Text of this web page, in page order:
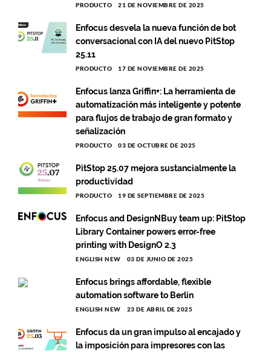
PRODUCTO 21 DE NOVIEMBRE DE 2025
Enfocus desvela la nueva función de bot
conversacional con IA del nuevo PitStop
25.11
PRODUCTO 17 DE NOVIEMBRE DE 2025
Enfocus lanza Griffin+: La herramienta de
automatización más inteligente y potente
para flujos de trabajo de gran formato y
señalización
PRODUCTO 03 DE OCTUBRE DE 2025
PitStop 25.07 mejora sustancialmente la
productividad
PRODUCTO 19 DE SEPTIEMBRE DE 2025
Enfocus and DesignNBuy team up: PitStop
Library Container powers error-free
printing with DesignO 2.3
ENGLISH NEW 03 DE JUNIO DE 2025
Enfocus brings affordable, flexible
automation software to Berlin
ENGLISH NEW 23 DE ABRIL DE 2025
Enfocus da un gran impulso al encajado y
la imposición para impresores con las